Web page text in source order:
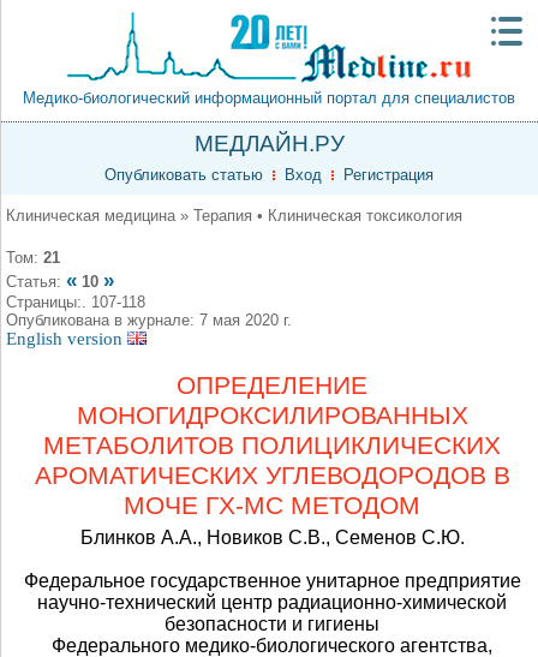
Медико-биологический информационный портал для специалистов
МЕДЛАЙН.РУ
Опубликовать статью Вход Регистрация
Клиническая медицина » Терапия • Клиническая токсикология
Том: 21
Статья: « 10 »
Страницы:. 107-118
Опубликована в журнале: 7 мая 2020 г.
English version
ОПРЕДЕЛЕНИЕ
МОНОГИДРОКСИЛИРОВАННЫХ
МЕТАБОЛИТОВ ПОЛИЦИКЛИЧЕСКИХ
АРОМАТИЧЕСКИХ УГЛЕВОДОРОДОВ В
МОЧЕ ГХ-МС МЕТОДОМ
Блинков А.А., Новиков С.В., Семeнов С.Ю.
Федеральное государственное унитарное предприятие
научно-технический центр радиационно-химической
безопасности и гигиены
Федерального медико-биологического агентства,